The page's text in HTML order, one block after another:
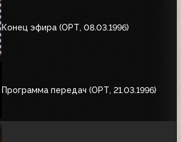
Конец эфира (ОРТ, 08.03.1996)
Программа передач (ОРТ, 21.03.1996)